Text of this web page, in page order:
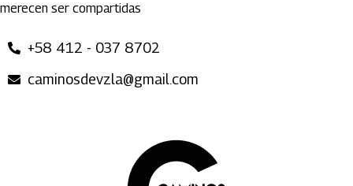
merecen ser compartidas
+58 412 - 037 8702
caminosdevzla@gmail.com